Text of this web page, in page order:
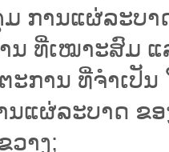
ການແຜ່ລະບ
ທີ່ເໝາະສົມ ແ
ານ ທີ່ຈຳເປັນ
ນແຜ່ລະບາດ ຂ
ວາງ;